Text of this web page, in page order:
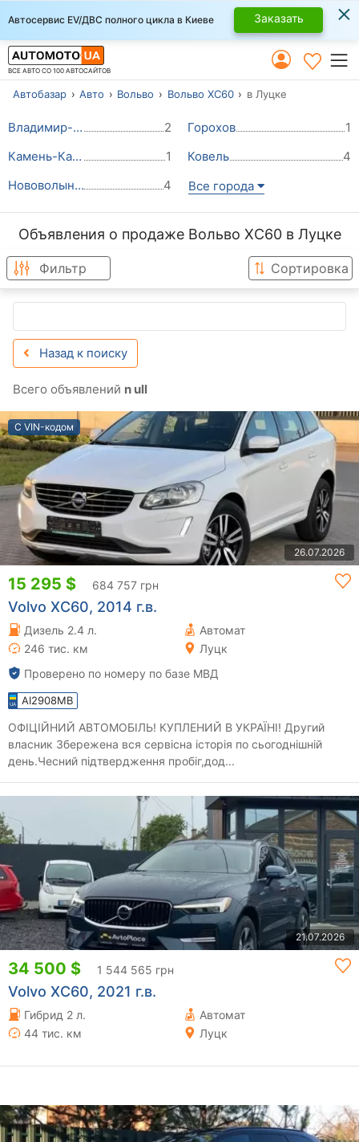
Автосервис EV/ДВС полного цикла в Киеве Заказать ×
ВСЕ АВТО СО 100 АВТОСАЙТОВ
Автобазар Авто Вольво Вольво ХС60 в Луцке
Владимир-Волынский 2 Горохов
1
Камень-Каширский
1 Ковель
4
Нововолынск
4 Все города
Объявления о продаже Вольво ХС60 в Луцке
Фильтр Сортировка
Назад к поиску
Всего объявлений n ull
С VIN-кодом
26.07.2026
15 295 $ 684 757 грн
Volvo XC60, 2014 г.в.
Дизель 2.4 л.
Автомат
246 тис. км
Луцк
Проверено по номеру по базе МВД
AI2908MB
ОФІЦІЙНИЙ АВТОМОБІЛЬ! КУПЛЕНИЙ В УКРАЇНІ! Другий
власник Збережена вся сервісна історія по сьогоднішній
день.Чесний підтвердження пробіг,дод...
21.07.2026
34 500 $ 1 544 565 грн
Volvo XC60, 2021 г.в.
Гибрид 2 л.
Автомат
44 тис. км
Луцк